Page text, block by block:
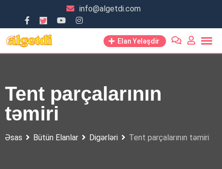
content
info@algetdi.com
Elan Yeləşdir
Tent parçalarının
təmiri
Əsas Bütün Elanlar Digərləri Tent parçalarının təmiri